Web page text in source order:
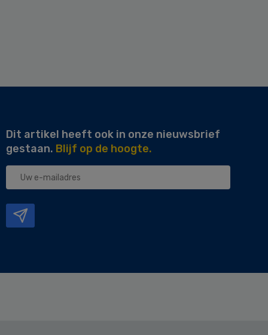
Dit artikel heeft ook in onze nieuwsbrief
gestaan. Blijf op de hoogte.
Uw